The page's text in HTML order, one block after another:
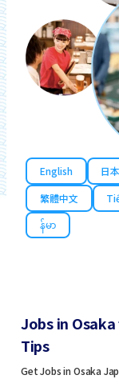
English 日
繁體中文
န်မာ
Jobs in
Tips
Get Jobs in Osaka